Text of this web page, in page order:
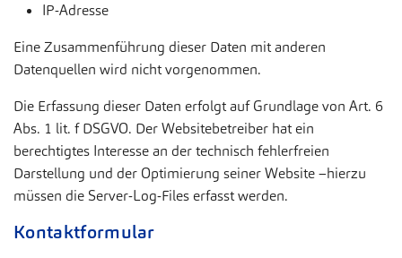
IP-Adresse
Eine Zusammenführung dieser Daten mit anderen
Datenquellen wird nicht vorgenommen.
Die Erfassung dieser Daten erfolgt auf Grundlage von Art. 6
Abs. 1 lit. f DSGVO. Der Websitebetreiber hat ein
berechtigtes Interesse an der technisch fehlerfreien
Darstellung und der Optimierung seiner Website –hierzu
müssen die Server-Log-Files erfasst werden.
Kontaktformular